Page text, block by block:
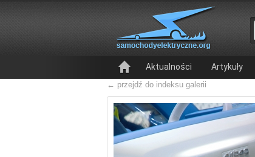
Aktualności Artykuły
← przejdź do indeksu galerii